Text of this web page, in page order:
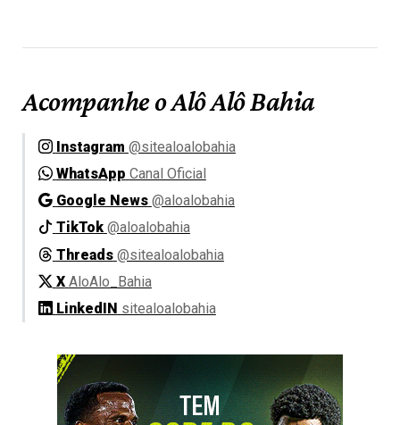
Acompanhe o Alô Alô Bahia
Instagram @sitealoalobahia
WhatsApp Canal Oficial
Google News @aloalobahia
TikTok @aloalobahia
Threads @sitealoalobahia
X AloAlo_Bahia
LinkedIN sitealoalobahia